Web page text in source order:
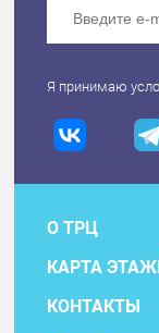
Я принимаю
О ТРЦ
КАРТА
КОНТАКТЫ